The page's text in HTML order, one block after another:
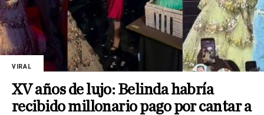
VIRAL
XV años de lujo: Belinda habría
recibido millonario pago por cantar a